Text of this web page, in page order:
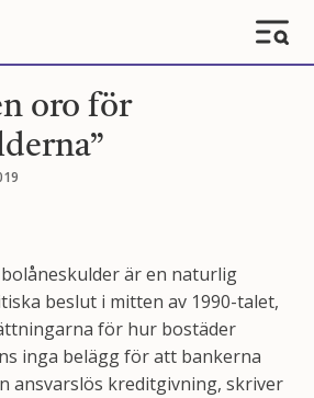
oro för
bolåneskulder är en naturlig
beslut i mitten av 1990-talet,
för hur bostäder
inga belägg för att bankerna
ansvarslös kreditgivning, skriver